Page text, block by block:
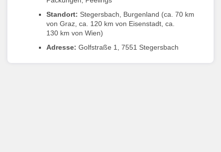
Standort: Stegersbach, Burgenland (ca. 70 km
von Graz, ca. 120 km von Eisenstadt, ca.
130 km von Wien)
Adresse: Golfstraße 1, 7551 Stegersbach